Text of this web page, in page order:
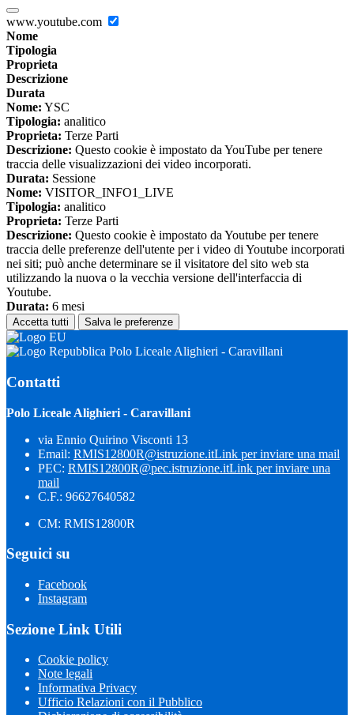
www.youtube.com
Nome
Tipologia
Proprieta
Descrizione
Durata
Nome: YSC
Tipologia: analitico
Proprieta: Terze Parti
Descrizione: Questo cookie è impostato da YouTube per tenere
traccia delle visualizzazioni dei video incorporati.
Durata: Sessione
Nome: VISITOR_INFO1_LIVE
Tipologia: analitico
Proprieta: Terze Parti
Descrizione: Questo cookie è impostato da Youtube per tenere
traccia delle preferenze dell'utente per i video di Youtube incorporati
nei siti; può anche determinare se il visitatore del sito web sta
utilizzando la nuova o la vecchia versione dell'interfaccia di
Youtube.
Durata: 6 mesi
Accetta tutti Salva le preferenze
Polo Liceale Alighieri - Caravillani
Contatti
Polo Liceale Alighieri - Caravillani
via Ennio Quirino Visconti 13
Email: RMIS12800R@istruzione.itLink per inviare una mail
PEC: RMIS12800R@pec.istruzione.itLink per inviare una
mail
C.F.: 96627640582
CM: RMIS12800R
Seguici su
Facebook
Instagram
Sezione Link Utili
Cookie policy
Note legali
Informativa Privacy
Ufficio Relazioni con il Pubblico